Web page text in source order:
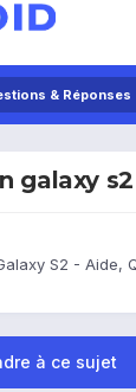
& Réponses
galaxy s2
S2 - Aide,
à ce sujet